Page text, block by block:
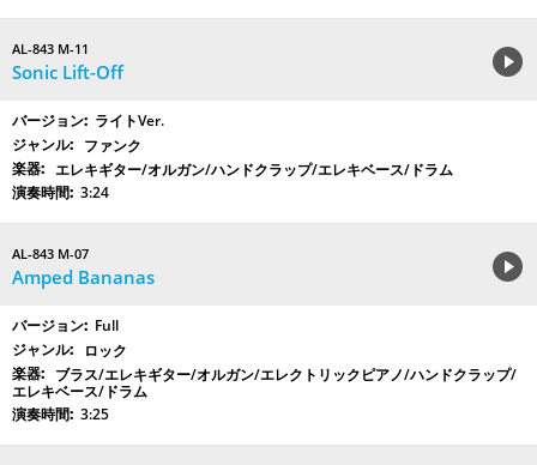
AL-843 M-11
Sonic Lift-Off
ライトVer.
ファンク
エレキギター/オルガン/ハンドクラップ/エレキベース/ドラム
3:24
AL-843 M-07
Amped Bananas
Full
ロック
ブラス/エレキギター/オルガン/エレクトリックピアノ/ハンドクラップ/
エレキベース/ドラム
3:25